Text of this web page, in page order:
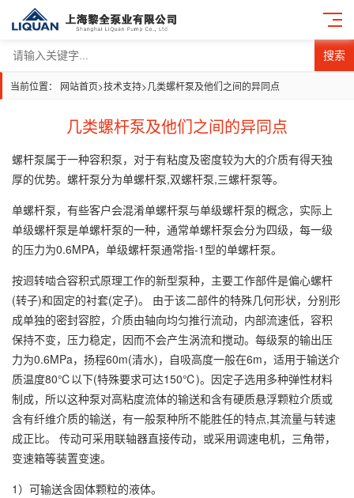
搜索
当前位置： 网站首页>技术支持>几类螺杆泵及他们之间的异同点
几类螺杆泵及他们之间的异同点
螺杆泵属于一种容积泵，对于有粘度及密度较为大的介质有得天独
厚的优势。螺杆泵分为单螺杆泵,双螺杆泵,三螺杆泵等。
单螺杆泵，有些客户会混淆单螺杆泵与单级螺杆泵的概念，实际上
单级螺杆泵是单螺杆泵的一种，通常单螺杆泵会分为四级，每一级
的压力为0.6MPA，单级螺杆泵通常指-1型的单螺杆泵。
按迥转啮合容积式原理工作的新型泵种，主要工作部件是偏心螺杆
(转子)和固定的衬套(定子)。 由于该二部件的特殊几何形状，分别形
成单独的密封容腔，介质由轴向均匀推行流动，内部流速低，容积
保持不变，压力稳定，因而不会产生涡流和搅动。每级泵的输出压
力为0.6MPa，扬程60m(清水)，自吸高度一般在6m，适用于输送介
质温度80℃以下(特殊要求可达150℃)。因定子选用多种弹性材料
制成，所以这种泵对高粘度流体的输送和含有硬质悬浮颗粒介质或
含有纤维介质的输送，有一般泵种所不能胜任的特点,其流量与转速
成正比。 传动可采用联轴器直接传动，或采用调速电机，三角带，
变速箱等装置变速。
1）可输送含固体颗粒的液体。